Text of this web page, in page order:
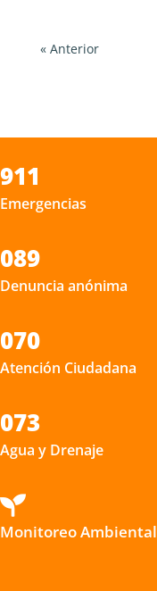
« Anterior
911
Emergencias
089
Denuncia anónima
070
Atención Ciudadana
073
Agua y Drenaje

Monitoreo Ambiental